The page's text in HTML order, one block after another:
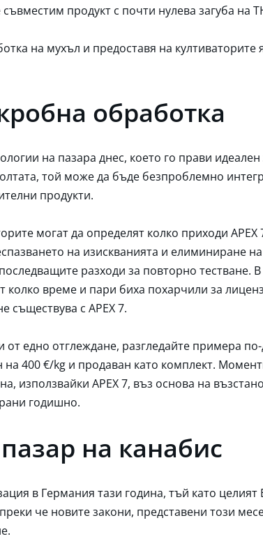
продукт с почти нулева загуба на
на мухъл и предоставя на
обработка
на пазара днес, което го прави
той може да бъде безпроблемно
продукти.
могат да определят колко приходи
на изискванията и елиминиране
разходи за повторно тестване.
време и пари биха похарчили за
с APEX 7.
от едно отглеждане, разгледайте примера
400 €/kg и продаван като комплект.
използвайки APEX 7, въз основа на
годишно.
на канабис
в Германия тази година, тъй като
че новите закони, представени този